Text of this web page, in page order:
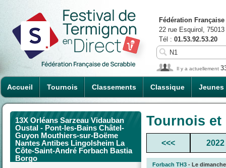
Accueil Tournois Classements Classique Jeunes
Fédération
22 rue Esquirol,
Tél : 01.53.92.53.20
Il y a actuellement
13X Orléans Sarzeau Vidauban
Oustal - Pont-les-Bains Châtel-
Guyon Mouthiers-sur-Boëme
Nantes Antibes Lingolsheim La
Côte-Saint-André Forbach Bastia
Borgo
Tournois
<<< 2022
Forbach TH3 - Le